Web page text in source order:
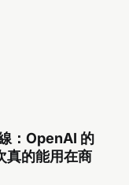
：OpenAI 的
真的能用在商